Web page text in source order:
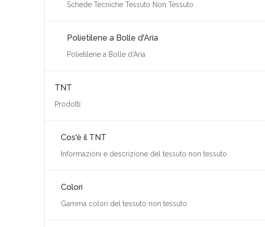
Schede Tecniche Tessuto Non Tessuto
Polietilene a Bolle d'Aria
Polietilene a Bolle d'Aria
TNT
Prodotti
Cos'è il TNT
Informazioni e descrizione del tessuto non tessuto
Colori
Gamma colori del tessuto non tessuto